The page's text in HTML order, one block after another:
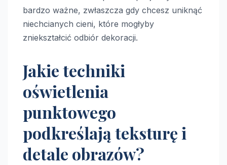
bardzo ważne, zwłaszcza gdy chcesz uniknąć
niechcianych cieni, które mogłyby
zniekształcić odbiór dekoracji.
Jakie techniki
oświetlenia
punktowego
podkreślają teksturę i
detale obrazów?